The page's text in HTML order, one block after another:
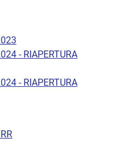
- RIAPERTURA
- RIAPERTURA